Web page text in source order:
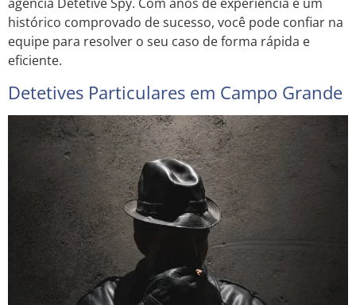
histórico comprovado de sucesso, você pode confiar na
equipe para resolver o seu caso de forma rápida e
eficiente.
Detetives Particulares em Campo Grande